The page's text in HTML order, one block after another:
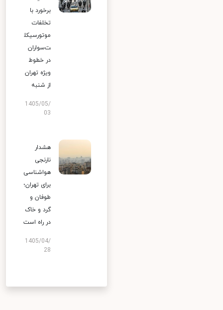
برخورد با
تخلفات
موتورسیکل
ت‌سواران
در خطوط
ویژه تهران
از شنبه
1405/05/
03
هشدار
نارنجی
هواشناسی
برای تهران؛
طوفان و
گرد و خاک
در راه است
1405/04/
28